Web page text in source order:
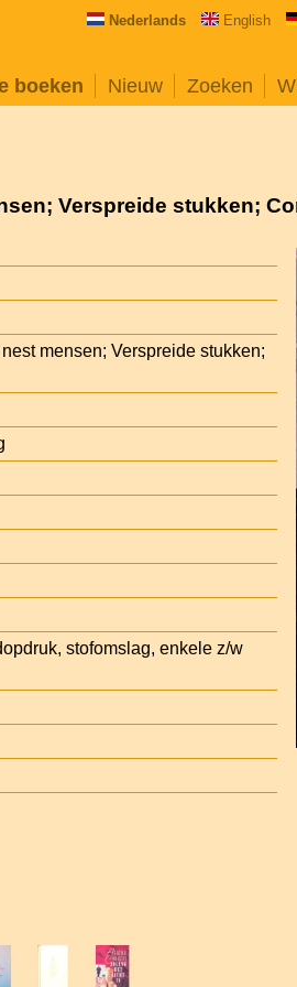
Nederlands English
boeken Nieuw Zoeken
Verspreide stukken;
mensen; Verspreide stukken;
stofomslag, enkele z/w